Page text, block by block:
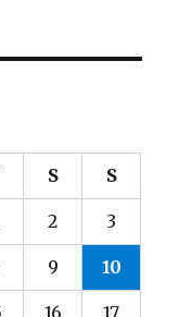
S S
2 3
9 10
16 17